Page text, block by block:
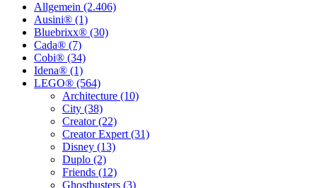
Allgemein (2.406)
Ausini® (1)
Bluebrixx® (30)
Cada® (7)
Cobi® (34)
Idena® (1)
LEGO® (564)
Architecture (10)
City (38)
Creator (22)
Creator Expert (31)
Disney (13)
Duplo (2)
Friends (12)
Ghostbusters (3)